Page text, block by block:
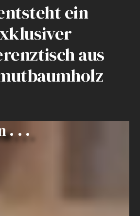
ein
aus
. . .